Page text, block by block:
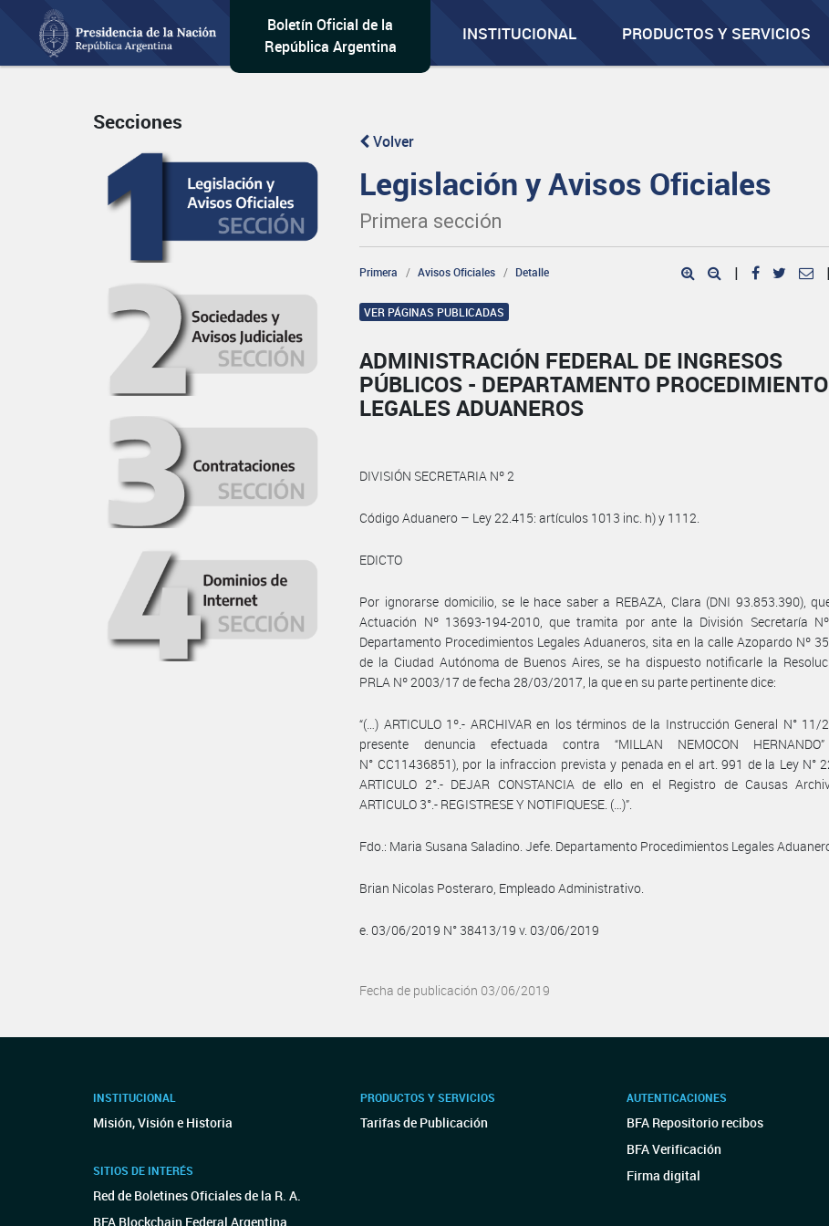
Boletín Oficial de la
República Argentina
INSTITUCIONAL PRODUCTOS Y SERVICIOS
Secciones
Volver
Legislación y Avisos Oficiales
Primera sección
Primera Avisos Oficiales Detalle | |
VER PÁGINAS PUBLICADAS
ADMINISTRACIÓN FEDERAL DE INGRESOS
PÚBLICOS - DEPARTAMENTO
LEGALES ADUANEROS
DIVISIÓN SECRETARIA Nº 2
Código Aduanero – Ley 22.415: artículos 1013 inc. h) y 1112.
EDICTO
Por ignorarse domicilio, se le hace saber a REBAZA, Clara (DNI 93.853.390),
Actuación Nº 13693-194-2010, que tramita por ante la División Secretaría
Departamento Procedimientos Legales Aduaneros, sita en la calle Azopardo Nº
de la Ciudad Autónoma de Buenos Aires, se ha dispuesto notificarle la
PRLA Nº 2003/17 de fecha 28/03/2017, la que en su parte pertinente dice:
“(…) ARTICULO 1º.- ARCHIVAR en los términos de la Instrucción General N° 11/
presente denuncia efectuada contra “MILLAN NEMOCON
N° CC11436851), por la infraccion prevista y penada en el art. 991 de la Ley N°
ARTICULO 2°.- DEJAR CONSTANCIA de ello en el Registro de Causas
ARTICULO 3°.- REGISTRESE Y NOTIFIQUESE. (…)”.
Fdo.: Maria Susana Saladino. Jefe. Departamento Procedimientos Legales
Brian Nicolas Posteraro, Empleado Administrativo.
e. 03/06/2019 N° 38413/19 v. 03/06/2019
Fecha de publicación 03/06/2019
INSTITUCIONAL
Misión, Visión e Historia
SITIOS DE INTERÉS
Red de Boletines Oficiales de la R. A.
BFA Blockchain Federal Argentina
PRODUCTOS Y SERVICIOS
Tarifas de Publicación
AUTENTICACIONES
BFA Repositorio recibos
BFA Verificación
Firma digital